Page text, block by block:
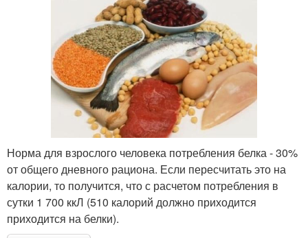
Норма для взрослого человека потребления белка - 30%
от общего дневного рациона. Если пересчитать это на
калории, то получится, что с расчетом потребления в
сутки 1 700 ккЛ (510 калорий должно приходится
приходится на белки).